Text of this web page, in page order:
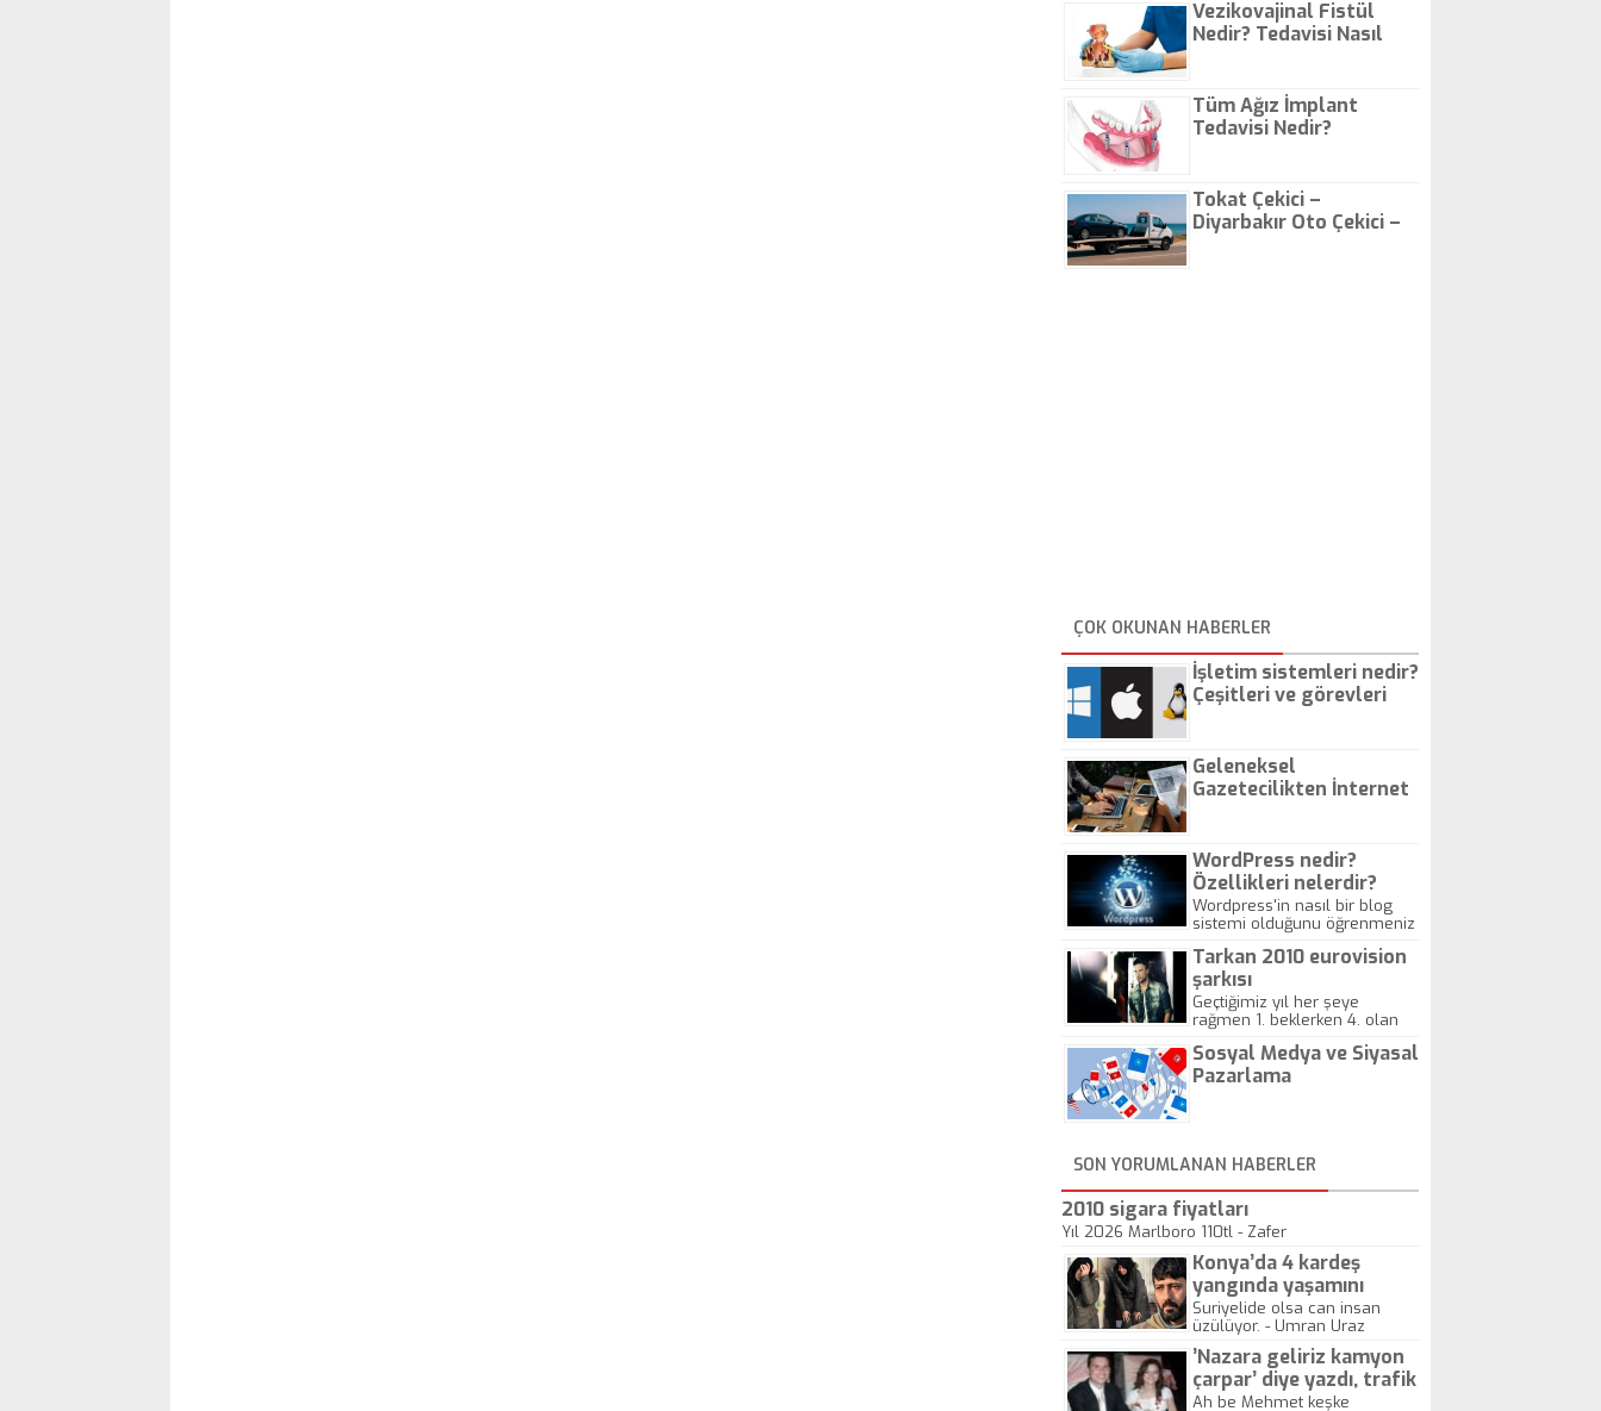
Vezikovajinal Fistül
Nedir? Tedavisi Nasıl
Tüm Ağız İmplant
Tedavisi Nedir?
Tokat Çekici –
Diyarbakır Oto Çekici –
ÇOK OKUNAN HABERLER
İşletim sistemleri nedir?
Çeşitleri ve görevleri
Geleneksel
Gazetecilikten İnternet
WordPress nedir?
Özellikleri nelerdir?
Wordpress'in nasıl bir blog
sistemi olduğunu öğrenmeniz
Tarkan 2010 eurovision
şarkısı
Geçtiğimiz yıl her şeye
rağmen 1. beklerken 4. olan
gösterisinin bu yarışmada
önemli olmadığını anlamıştır.
Sosyal Medya ve Siyasal
Pazarlama
SON YORUMLANAN HABERLER
2010 sigara fiyatları
Yıl 2026 Marlboro 110tl - Zafer
Konya’da 4 kardeş
yangında yaşamını
yitirdi
Suriyelide olsa can insan
üzülüyor. - Umran Uraz
’Nazara geliriz kamyon
çarpar’ diye yazdı, trafik
kazasında öldü!
Ah be Mehmet keşke